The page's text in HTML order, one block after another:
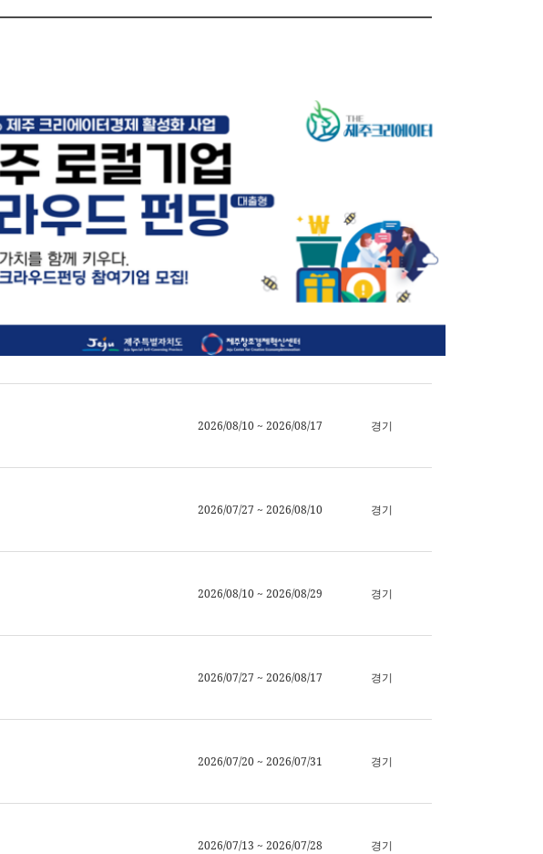
2026/08/10 ~ 2026/08/17 경기
2026/07/27 ~ 2026/08/10 경기
2026/08/10 ~ 2026/08/29 경기
2026/07/27 ~ 2026/08/17 경기
2026/07/20 ~ 2026/07/31 경기
2026/07/13 ~ 2026/07/28 경기